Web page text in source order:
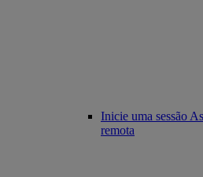
Inicie uma sessão
remota